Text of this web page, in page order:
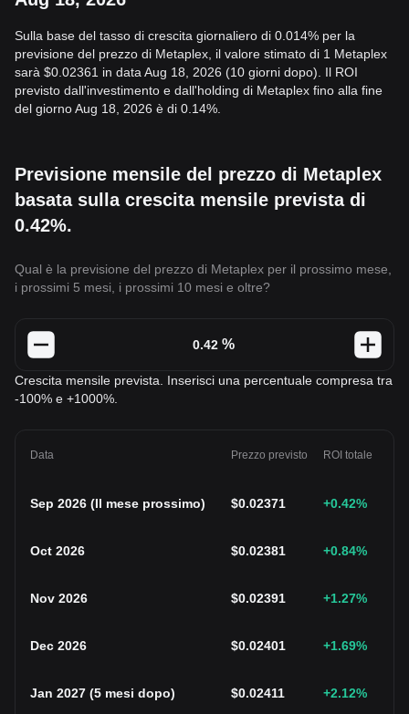
Sulla base del tasso di crescita giornaliero di 0.014% per la
previsione del prezzo di Metaplex, il valore stimato di 1 Metaplex
sarà $0.02361 in data Aug 18, 2026 (10 giorni dopo). Il ROI
previsto dall'investimento e dall'holding di Metaplex fino alla fine
del giorno Aug 18, 2026 è di 0.14%.
Previsione mensile del prezzo di Metaplex
basata sulla crescita mensile prevista di
0.42%.
Qual è la previsione del prezzo di Metaplex per il prossimo mese,
i prossimi 5 mesi, i prossimi 10 mesi e oltre?
%
Crescita mensile prevista. Inserisci una percentuale compresa tra
-100% e +1000%.
Data Prezzo previsto ROI totale
Sep 2026 (Il mese prossimo) $0.02371 +0.42%
Oct 2026 $0.02381 +0.84%
Nov 2026 $0.02391 +1.27%
Dec 2026 $0.02401 +1.69%
Jan 2027 (5 mesi dopo) $0.02411 +2.12%